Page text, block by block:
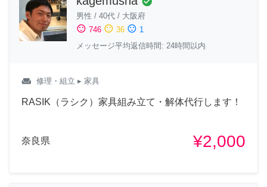
男性 / 40代 / 大阪府
sentiment_satisfied 746 sentiment_neutral 36 sentiment_dissatisfied 1
メッセージ平均返信時間: 24時間以内
weekend 修理・組立 ▸ 家具
RASIK（ラシク）家具組み立て・解体代行します！
奈良県 ¥2,000